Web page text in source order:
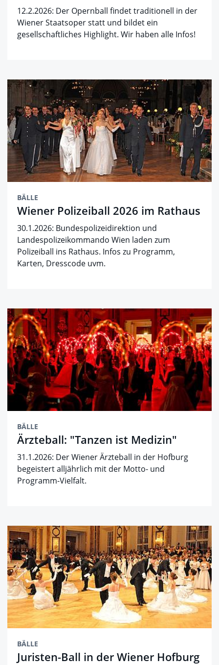
12.2.2026: Der Opernball findet traditionell in der
Wiener Staatsoper statt und bildet ein
gesellschaftliches Highlight. Wir haben alle Infos!
BÄLLE
Wiener Polizeiball 2026 im Rathaus
30.1.2026: Bundespolizeidirektion und
Landespolizeikommando Wien laden zum
Polizeiball ins Rathaus. Infos zu Programm,
Karten, Dresscode uvm.
BÄLLE
Ärzteball: "Tanzen ist Medizin"
31.1.2026: Der Wiener Ärzteball in der Hofburg
begeistert alljährlich mit der Motto- und
Programm-Vielfalt.
BÄLLE
Juristen-Ball in der Wiener Hofburg